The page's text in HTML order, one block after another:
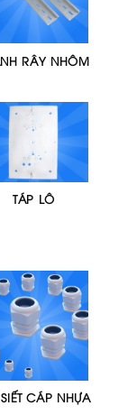
RÂY NHÔM
TÁP LÔ
CÁP NHỰA